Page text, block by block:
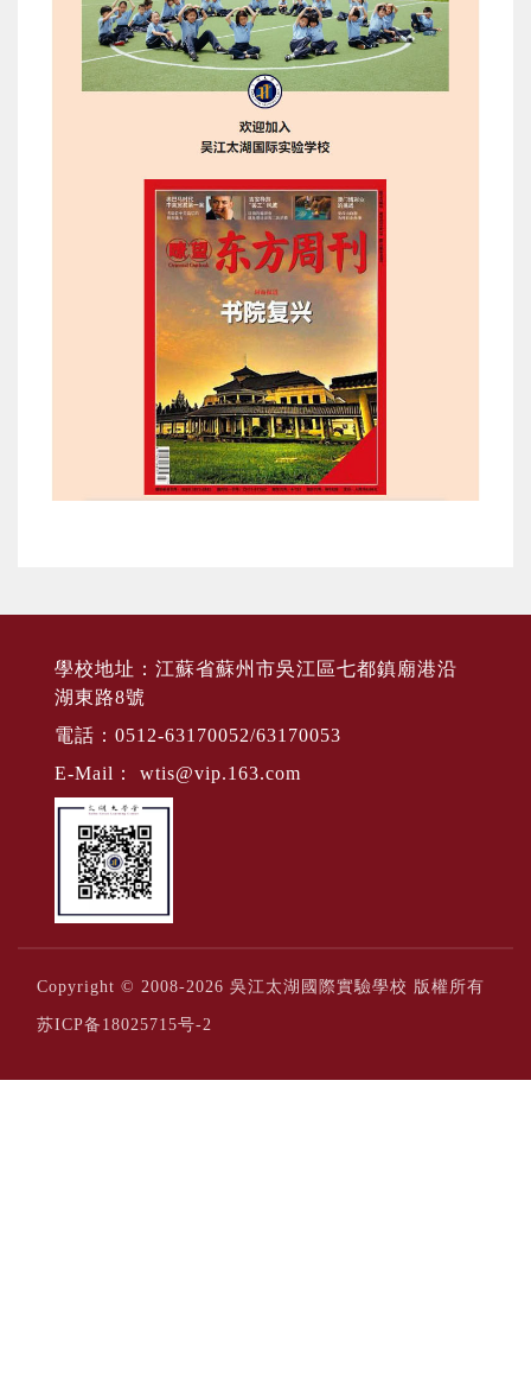
學校地址：江蘇省蘇州市吳江區七都鎮廟港沿
湖東路8號
電話：0512-63170052/63170053
E-Mail： wtis@vip.163.com
Copyright © 2008-2026 吳江太湖國際實驗學校 版權所有
苏ICP备18025715号-2